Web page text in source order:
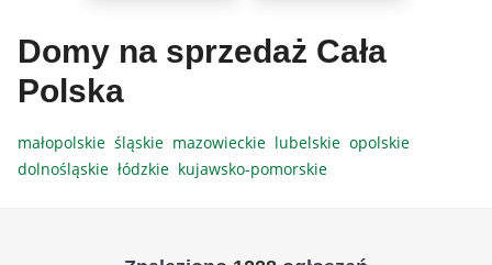
Domy na sprzedaż Cała
Polska
małopolskie śląskie mazowieckie lubelskie opolskie
dolnośląskie łódzkie kujawsko-pomorskie